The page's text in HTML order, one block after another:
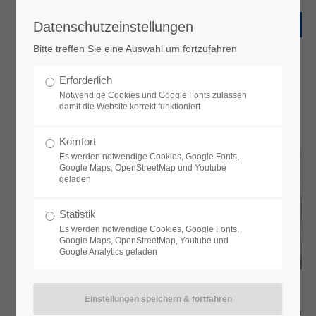
Meilensteine
VTQ - Geht mit der Zeit
» Gründung als "VEB Holzwaren
Querfurt" mit 40 Angestellten
Fenstern und Türen
1967
» Übernahme
Datenschutzeinstellungen
Bitte treffen Sie eine Auswahl um fortzufahren
Erforderlich
Notwendige Cookies und Google Fonts zulassen
damit die Website korrekt funktioniert
Komfort
Es werden notwendige Cookies, Google Fonts,
Google Maps, OpenStreetMap und Youtube
geladen
Statistik
Es werden notwendige Cookies, Google Fonts,
Google Maps, OpenStreetMap, Youtube und
Google Analytics geladen